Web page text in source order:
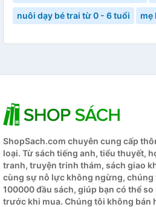
nuôi dạy bé trai từ 0 - 6 tuổi mẹ
ShopSach.com chuyên cung cấp
loại. Từ sách tiếng anh, tiểu thuyết,
tranh, truyện trinh thám, sách giao
cùng sự nỗ lực không ngừng, chúng
100000 đầu sách, giúp bạn có thể
trước khi mua. Chúng tôi không bán